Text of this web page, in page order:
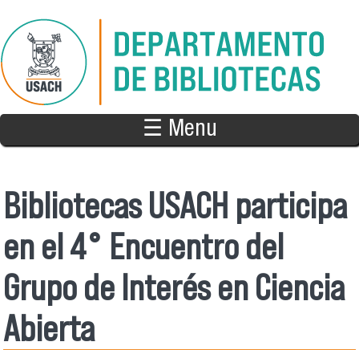
☰ Menu
Bibliotecas USACH participa
en el 4° Encuentro del
Grupo de Interés en Ciencia
Abierta